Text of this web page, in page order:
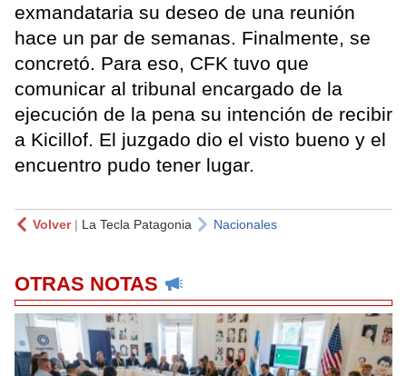
exmandataria su deseo de una reunión
hace un par de semanas. Finalmente, se
concretó. Para eso, CFK tuvo que
comunicar al tribunal encargado de la
ejecución de la pena su intención de recibir
a Kicillof. El juzgado dio el visto bueno y el
encuentro pudo tener lugar.
Volver| La Tecla Patagonia Nacionales
OTRAS NOTAS